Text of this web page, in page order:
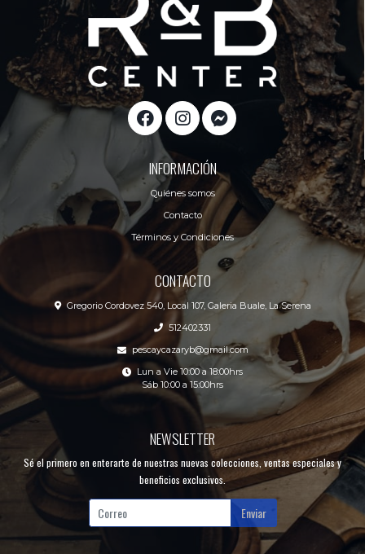
INFORMACIÓN
Quiénes somos
Contacto
Términos y Condiciones
CONTACTO
Gregorio Cordovez 540, Local 107, Galeria Buale, La Serena
512402331
pescaycazaryb@gmail.com
Lun a Vie 10:00 a 18:00hrs
Sáb 10:00 a 15:00hrs
NEWSLETTER
Sé el primero en enterarte de nuestras nuevas colecciones, ventas especiales y
beneficios exclusivos.
Enviar